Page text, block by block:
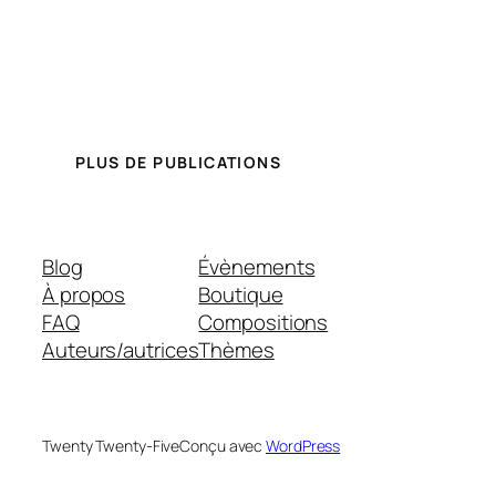
PLUS DE PUBLICATIONS
Blog
À propos
FAQ
Auteurs/autrices
Évènements
Boutique
Compositions
Thèmes
Twenty Twenty-FiveConçu avecWordPress